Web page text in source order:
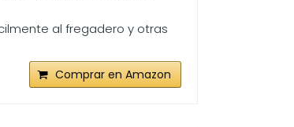
al fregadero y otras
Comprar en Amazon